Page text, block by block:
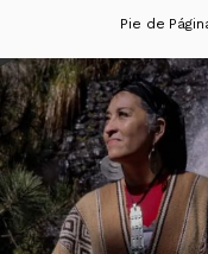
Pie de